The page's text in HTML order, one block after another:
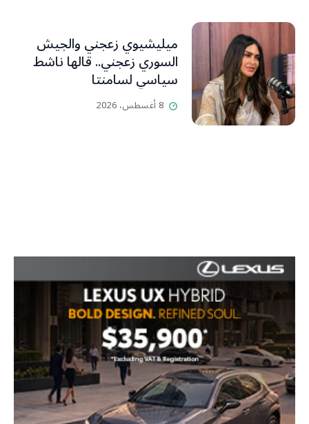
ميليشيوي زعجني والجيش
السوري زعجني.. قالها ناشط
سياسي لسامنتا
8 أغسطس، 2026